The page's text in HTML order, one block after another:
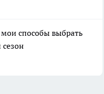
способы выбрать